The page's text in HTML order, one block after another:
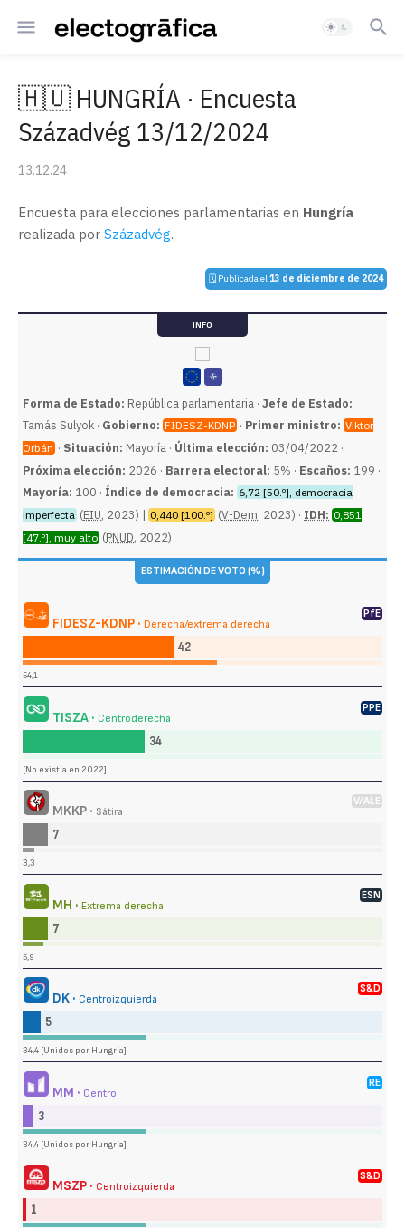
🇭🇺 HUNGRÍA · Encuesta
Századvég 13/12/2024
13.12.24
Encuesta para elecciones parlamentarias en Hungría
realizada por Századvég.
🗓️ Publicada el13 de diciembre de 2024
INFO
Forma de Estado: República parlamentaria · Jefe de Estado:
Tamás Sulyok · Gobierno: FIDESZ-KDNP · Primer ministro: Viktor
Orbán · Situación: Mayoría · Última elección: 03/04/2022 ·
Próxima elección: 2026 · Barrera electoral: 5% · Escaños: 199 ·
Mayoría: 100 · Índice de democracia: 6,72 [50.º], democracia
imperfecta (EIU, 2023) | 0,440 [100.º] (V-Dem, 2023) · IDH: 0,851
[47.º], muy alto (PNUD, 2022)
ESTIMACIÓN DE VOTO (%)
FIDESZ-KDNP · Derecha/extrema derecha
PfE
42
54,1
TISZA · Centroderecha
PPE
34
[No existía en 2022]
MKKP · Sátira
V/ALE
7
3,3
MH · Extrema derecha
ESN
7
5,9
DK · Centroizquierda
S&D
5
34,4 [Unidos por Hungría]
MM · Centro
RE
3
34,4 [Unidos por Hungría]
MSZP · Centroizquierda
S&D
1